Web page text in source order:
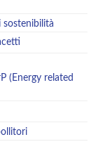
(Energy related